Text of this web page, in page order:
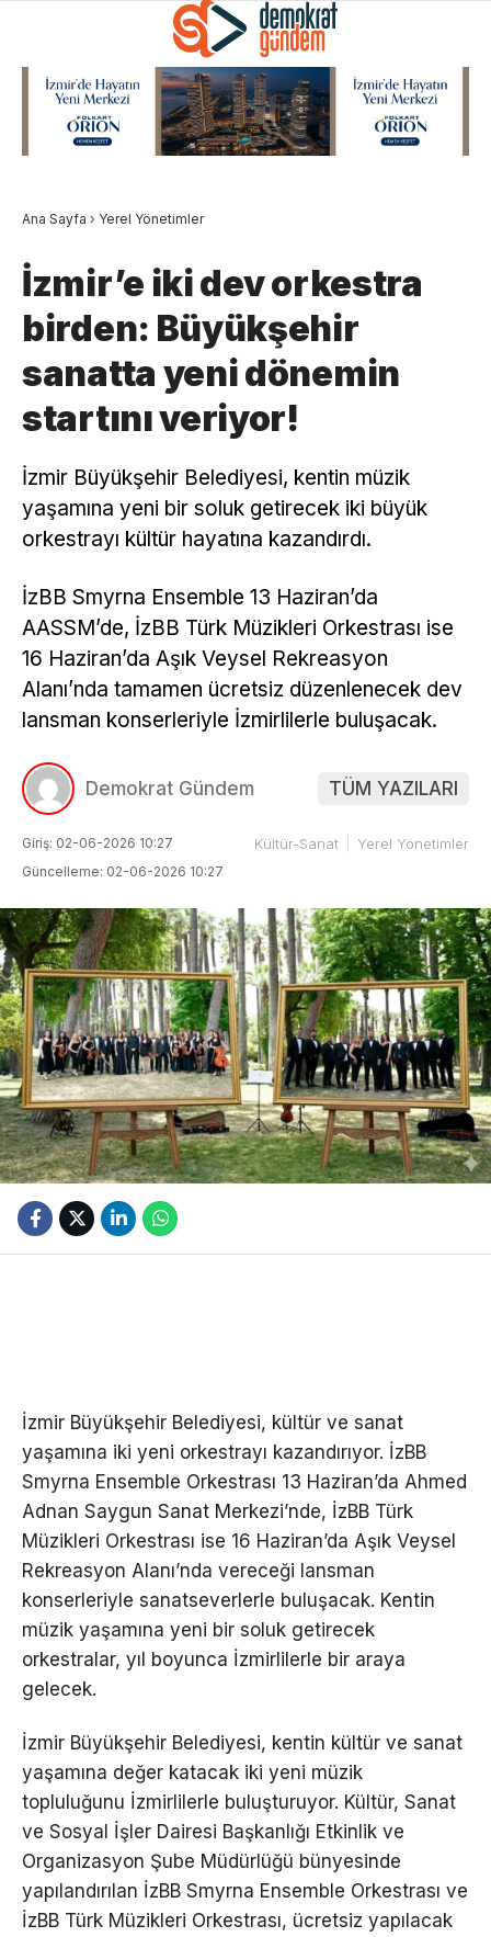
Ana Sayfa › Yerel Yönetimler
İzmir’e iki dev orkestra
birden: Büyükşehir
sanatta yeni dönemin
startını veriyor!
İzmir Büyükşehir Belediyesi, kentin müzik
yaşamına yeni bir soluk getirecek iki büyük
orkestrayı kültür hayatına kazandırdı.
İzBB Smyrna Ensemble 13 Haziran’da
AASSM’de, İzBB Türk Müzikleri Orkestrası ise
16 Haziran’da Aşık Veysel Rekreasyon
Alanı’nda tamamen ücretsiz düzenlenecek dev
lansman konserleriyle İzmirlilerle buluşacak.
Demokrat Gündem TÜM YAZILARI
Giriş: 02-06-2026 10:27
Güncelleme: 02-06-2026 10:27
Kültür-Sanat Yerel Yönetimler
İzmir Büyükşehir Belediyesi, kültür ve sanat
yaşamına iki yeni orkestrayı kazandırıyor. İzBB
Smyrna Ensemble Orkestrası 13 Haziran’da Ahmed
Adnan Saygun Sanat Merkezi’nde, İzBB Türk
Müzikleri Orkestrası ise 16 Haziran’da Aşık Veysel
Rekreasyon Alanı’nda vereceği lansman
konserleriyle sanatseverlerle buluşacak. Kentin
müzik yaşamına yeni bir soluk getirecek
orkestralar, yıl boyunca İzmirlilerle bir araya
gelecek.
İzmir Büyükşehir Belediyesi, kentin kültür ve sanat
yaşamına değer katacak iki yeni müzik
topluluğunu İzmirlilerle buluşturuyor. Kültür, Sanat
ve Sosyal İşler Dairesi Başkanlığı Etkinlik ve
Organizasyon Şube Müdürlüğü bünyesinde
yapılandırılan İzBB Smyrna Ensemble Orkestrası ve
İzBB Türk Müzikleri Orkestrası, ücretsiz yapılacak